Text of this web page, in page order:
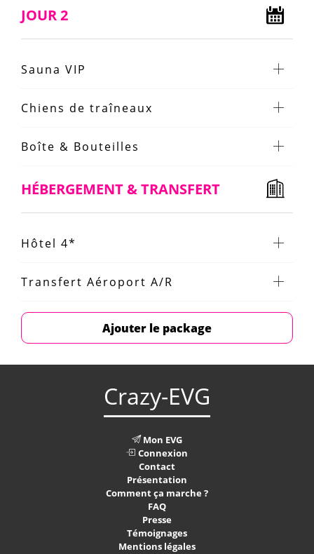
JOUR 2
Sauna VIP
Chiens de traîneaux
Boîte & Bouteilles
HÉBERGEMENT & TRANSFERT
Hôtel 4*
Transfert Aéroport A/R
Ajouter le package
Crazy-EVG
Mon EVG
Connexion
Contact
Présentation
Comment ça marche ?
FAQ
Presse
Témoignages
Mentions légales